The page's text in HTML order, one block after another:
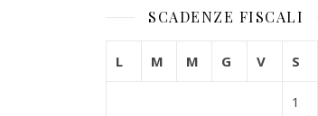
SCADENZE FISCALI
L M M G V S
1